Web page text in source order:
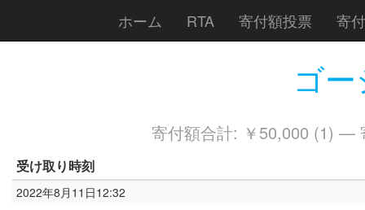
ホーム RTA 寄付額投票 寄
ゴ
寄付額合計: ￥50,000 (1) —
受け取り時刻
2022年8月11日12:32